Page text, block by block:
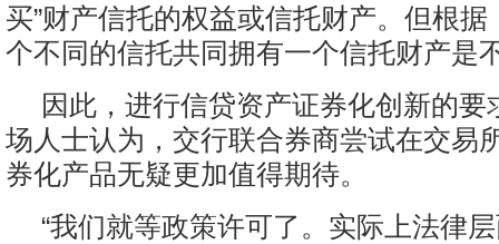
买”财产信托的权益或信托财产。但根
个不同的信托共同拥有一个信托财产是
因此，进行信贷资产证券化创新的要
场人士认为，交行联合券商尝试在交易
券化产品无疑更加值得期待。
“我们就等政策许可了。实际上法律